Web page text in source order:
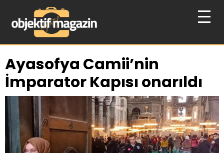
Ayasofya Camii’nin
İmparator Kapısı onarıldı